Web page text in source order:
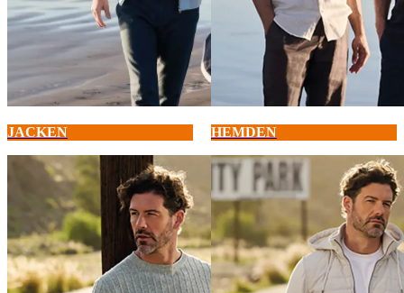
JACKEN HEMDEN